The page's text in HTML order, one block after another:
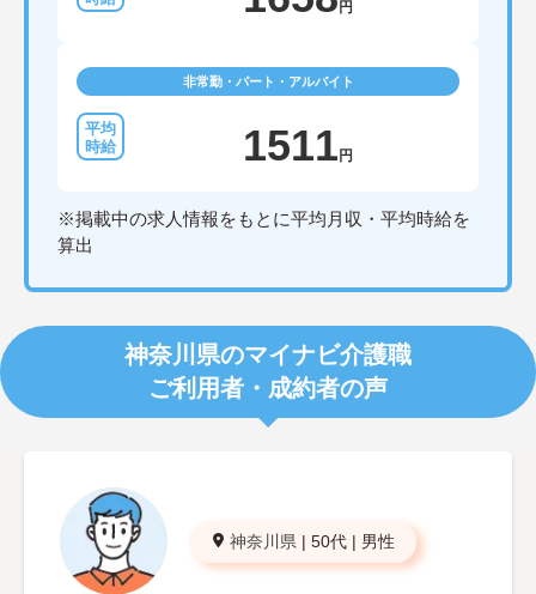
円
非常勤・パート・アルバイト
1511 円
※掲載中の求人情報をもとに平均月収・平均時給を
算出
神奈川県のマイナビ介護職
ご利用者・成約者の声
神奈川県 | 50代 | 男性